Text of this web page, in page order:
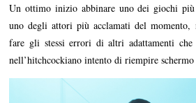
Un ottimo inizio abbinare uno dei giochi
uno degli attori più acclamati del
fare gli stessi errori di altri adattamenti che
nell’hitchcockiano intento di riempire